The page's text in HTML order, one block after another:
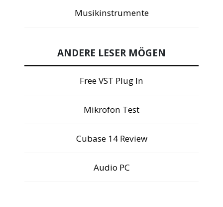
Musikinstrumente
ANDERE LESER MÖGEN
Free VST Plug In
Mikrofon Test
Cubase 14 Review
Audio PC